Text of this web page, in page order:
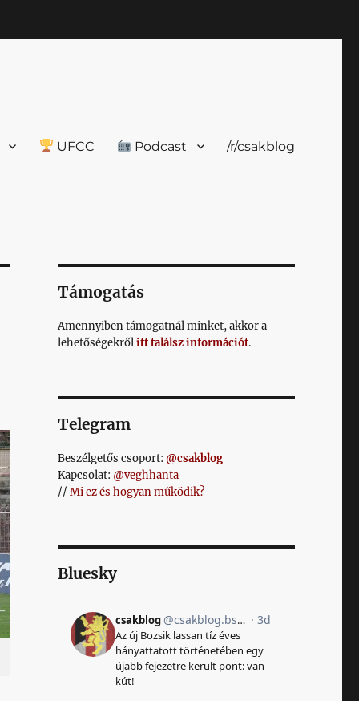
UFCC Podcast /r/csakblog
Támogatás
Amennyiben támogatnál minket, akkor a
lehetőségekrőlitt találsz információt.
Telegram
Beszélgetős csoport: @csakblog
Kapcsolat: @veghhanta
// Mi ez és hogyan működik?
Bluesky